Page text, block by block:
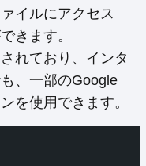
イルにアクセス
きます。
れており、インタ
、一部のGoogle
を使用できます。